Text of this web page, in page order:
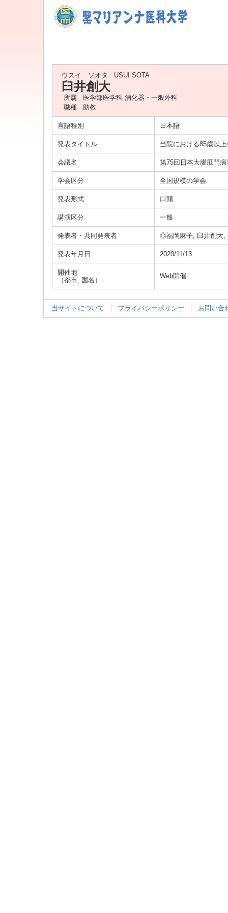
ウスイ ソオタ USUI SOTA
臼井創大
所属
医学部医学科 消化器・一般外科
職種
助教
言語種別 日本語
発表タイトル 当院における85歳以
会議名 第75回日本大腸肛門
学会区分 全国規模の学会
発表形式 口頭
講演区分 一般
発表者・共同発表者 ◎福岡麻子, 臼井創大,
発表年月日 2020/11/13
開催地
（都市, 国名）
Web開催
当サイトについて プライバシーポリシー お問い合